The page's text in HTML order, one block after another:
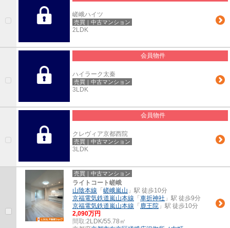
嵯峨ハイツ
売買｜中古マンション
2LDK
会員物件
ハイラーク太秦
売買｜中古マンション
3LDK
会員物件
クレヴィア京都西院
売買｜中古マンション
3LDK
売買｜中古マンション
ライトコート嵯峨
山陰本線 「 嵯峨嵐山 」駅 徒歩10分
京福電気鉄道嵐山本線 「 車折神社 」駅 徒歩9分
京福電気鉄道嵐山本線 「 鹿王院 」駅 徒歩10分
2,090万円
間取:2LDK/55.78㎡